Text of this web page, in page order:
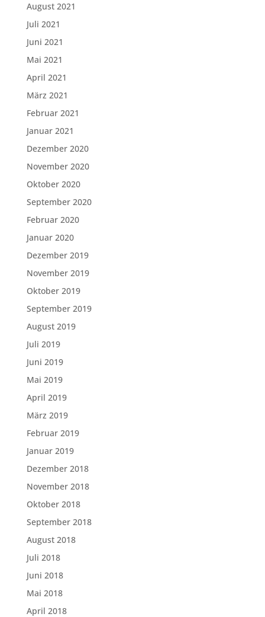
August 2021
Juli 2021
Juni 2021
Mai 2021
April 2021
März 2021
Februar 2021
Januar 2021
Dezember 2020
November 2020
Oktober 2020
September 2020
Februar 2020
Januar 2020
Dezember 2019
November 2019
Oktober 2019
September 2019
August 2019
Juli 2019
Juni 2019
Mai 2019
April 2019
März 2019
Februar 2019
Januar 2019
Dezember 2018
November 2018
Oktober 2018
September 2018
August 2018
Juli 2018
Juni 2018
Mai 2018
April 2018